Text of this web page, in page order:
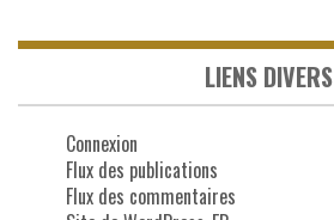
LIENS DIVERS
Connexion
Flux des publications
Flux des commentaires